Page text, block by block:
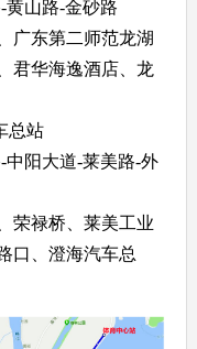
山路-金砂路
东第二师范龙湖
君华海逸酒店、龙
总站
阳大道-莱美路-外
禄桥、莱美工业
口、澄海汽车总